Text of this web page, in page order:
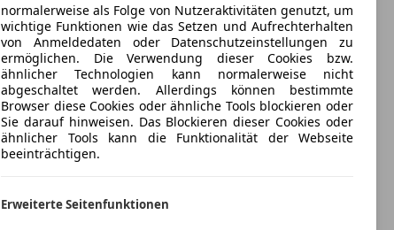
normalerweise als Folge von Nutzeraktivitäten genutzt, um
wichtige Funktionen wie das Setzen und Aufrechterhalten
von Anmeldedaten oder Datenschutzeinstellungen zu
ermöglichen. Die Verwendung dieser Cookies bzw.
ähnlicher Technologien kann normalerweise nicht
abgeschaltet werden. Allerdings können bestimmte
Browser diese Cookies oder ähnliche Tools blockieren oder
Sie darauf hinweisen. Das Blockieren dieser Cookies oder
ähnlicher Tools kann die Funktionalität der Webseite
beeinträchtigen.
Erweiterte Seitenfunktionen